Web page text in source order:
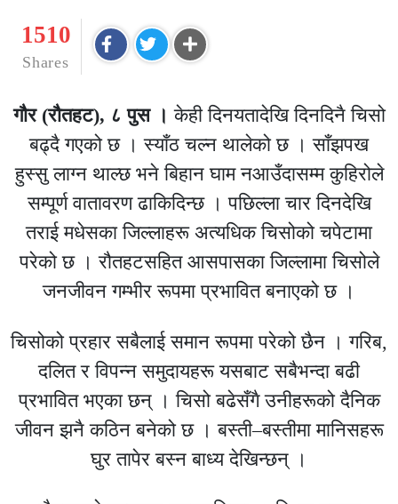
1510
Shares
गौर (रौतहट), ८ पुस । केही दिनयतादेखि दिनदिनै चिसो
बढ्दै गएको छ । स्याँठ चल्न थालेको छ । साँझपख
हुस्सु लाग्न थाल्छ भने बिहान घाम नआउँदासम्म कुहिरोले
सम्पूर्ण वातावरण ढाकिदिन्छ । पछिल्ला चार दिनदेखि
तराई मधेसका जिल्लाहरू अत्यधिक चिसोको चपेटामा
परेको छ । रौतहटसहित आसपासका जिल्लामा चिसोले
जनजीवन गम्भीर रूपमा प्रभावित बनाएको छ ।
चिसोको प्रहार सबैलाई समान रूपमा परेको छैन । गरिब,
दलित र विपन्न समुदायहरू यसबाट सबैभन्दा बढी
प्रभावित भएका छन् । चिसो बढेसँगै उनीहरूको दैनिक
जीवन झनै कठिन बनेको छ । बस्ती–बस्तीमा मानिसहरू
घुर तापेर बस्न बाध्य देखिन्छन् ।